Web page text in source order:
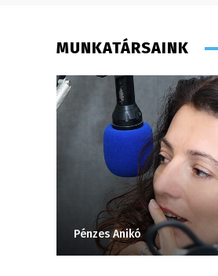
MUNKATÁRSAINK
Pénzes Anikó